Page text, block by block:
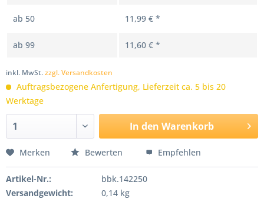
ab 50 11,99 € *
ab 99 11,60 € *
inkl. MwSt.zzgl. Versandkosten
Auftragsbezogene Anfertigung, Lieferzeit ca. 5 bis 20
Werktage
In den Warenkorb
Merken Bewerten Empfehlen
Artikel-Nr.:
bbk.142250
Versandgewicht:
0,14 kg